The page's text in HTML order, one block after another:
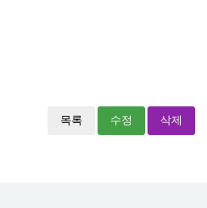
목록 수정 삭제